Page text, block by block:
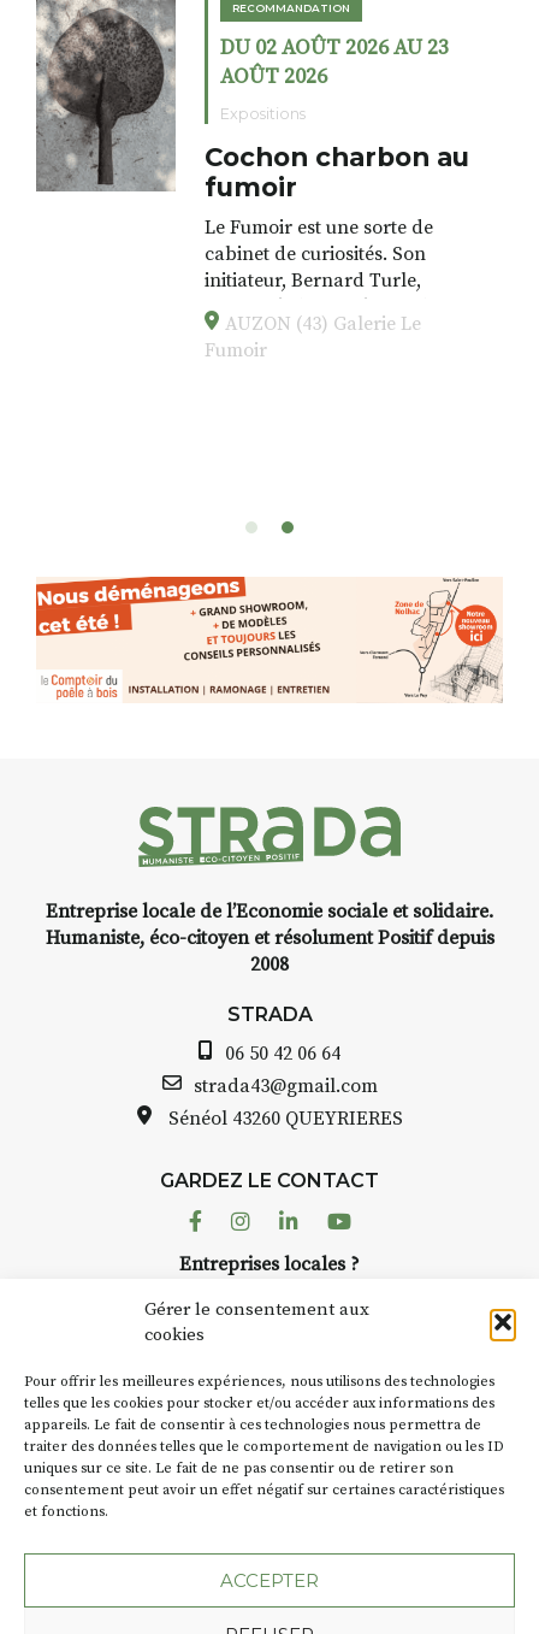
Gérer le consentement aux
cookies
Pour offrir les meilleures expériences, nous utilisons des technologies
telles que les cookies pour stocker et/ou accéder aux informations des
appareils. Le fait de consentir à ces technologies nous permettra de
traiter des données telles que le comportement de navigation ou les ID
uniques sur ce site. Le fait de ne pas consentir ou de retirer son
consentement peut avoir un effet négatif sur certaines caractéristiques
et fonctions.
ACCEPTER
RECOMMANDATION
DU 02 AOÛT 2026 AU 23
AOÛT 2026
Expositions
Cochon charbon au
fumoir
Le Fumoir est une sorte de
cabinet de curiosités. Son
initiateur, Bernard Turle,
s’amuse à donner à voir des
associations fertiles, graves ou
drôles, parfois fumeuses. Des
elle joue
(de peau).entre.sarcasme et
facétie.
Programmée en off du festival
installation temporaire vous
INTERVIEW
avez ouvert une galerie à
Auzon…
Bernard TURLE Le Fumoir n’est
pas une galerie permanente.
AuzonToujours organise
dans le village. Des artistes et
caves, les granges d’Auzon. Le
Fumoir est l’un de ces espaces
d’autres activités culturelles de
la Petite Cité de Caractère. Par
exemple, l’installationCochon
Charbons’inscrit comme en
« off » du festival d’Auzon 2026
SA D’où vient le nom :Fumoir?
BT C’est le terme employé dans
AUZON (43) Galerie Le
Fumoir
Entreprise locale de l’Economie sociale et solidaire.
Humaniste, éco-citoyen et résolument Positif depuis
2008
STRADA
06 50 42 06 64
strada43@gmail.com
Sénéol 43260 QUEYRIERES
GARDEZ LE CONTACT
FacebookInstagram
LinkedinYoutube
Entreprises locales ?
Suivez toute l'actu de Strada